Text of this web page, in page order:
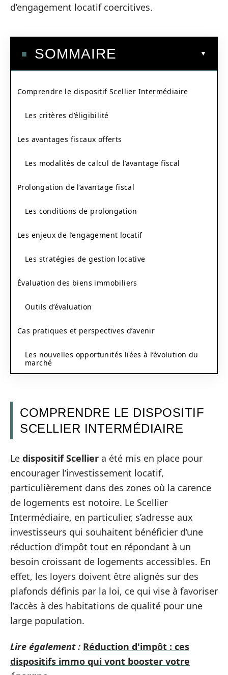
d’engagement locatif coercitives.
SOMMAIRE
Comprendre le dispositif Scellier Intermédiaire
Les critères d’éligibilité
Les avantages fiscaux offerts
Les modalités de calcul de l’avantage fiscal
Prolongation de l’avantage fiscal
Les conditions de prolongation
Les enjeux de l’engagement locatif
Les stratégies de gestion locative
Évaluation des biens immobiliers
Outils d’évaluation
Cas pratiques et perspectives d’avenir
Les nouvelles opportunités liées à l’évolution du
marché
COMPRENDRE LE DISPOSITIF
SCELLIER INTERMÉDIAIRE
Le dispositif Scellier a été mis en place pour
encourager l’investissement locatif,
particulièrement dans des zones où la carence
de logements est notoire. Le Scellier
Intermédiaire, en particulier, s’adresse aux
investisseurs qui souhaitent bénéficier d’une
réduction d’impôt tout en répondant à un
besoin croissant de logements accessibles. En
effet, les loyers doivent être alignés sur des
plafonds définis par la loi, ce qui vise à favoriser
l’accès à des habitations de qualité pour une
large population.
Lire également : Réduction d'impôt : ces
dispositifs immo qui vont booster votre